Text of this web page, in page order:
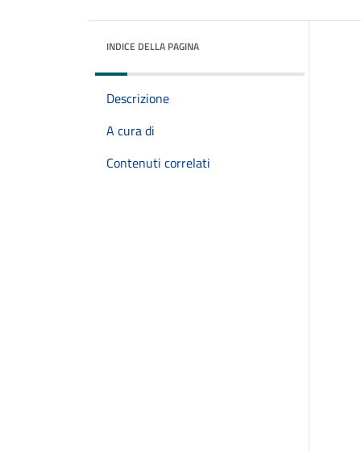
INDICE DELLA PAGINA
Descrizione
A cura di
Contenuti correlati